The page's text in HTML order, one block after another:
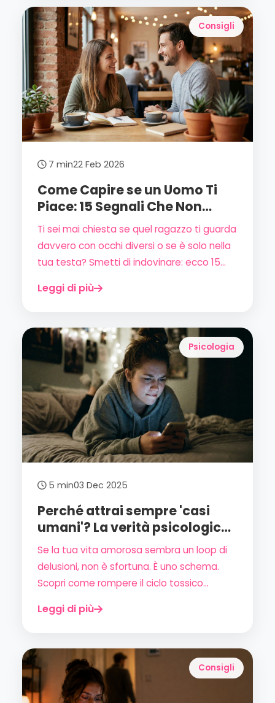
senza ansia.
Consigli
7 min22 Feb 2026
Come Capire se un Uomo Ti
Piace: 15 Segnali Che Non
Mentono Mai
Ti sei mai chiesta se quel ragazzo ti guarda
davvero con occhi diversi o se è solo nella
tua testa? Smetti di indovinare: ecco 15
fondati — per capire se un uomo è davvero
Leggi di più
Psicologia
5 min03 Dec 2025
Perché attrai sempre 'casi
umani'? La verità psicologica
(e come smettere)
Se la tua vita amorosa sembra un loop di
delusioni, non è sfortuna. È uno schema.
Scopri come rompere il ciclo tossico
filtrare chi non ti merita prima ancora di
Leggi di più
Consigli